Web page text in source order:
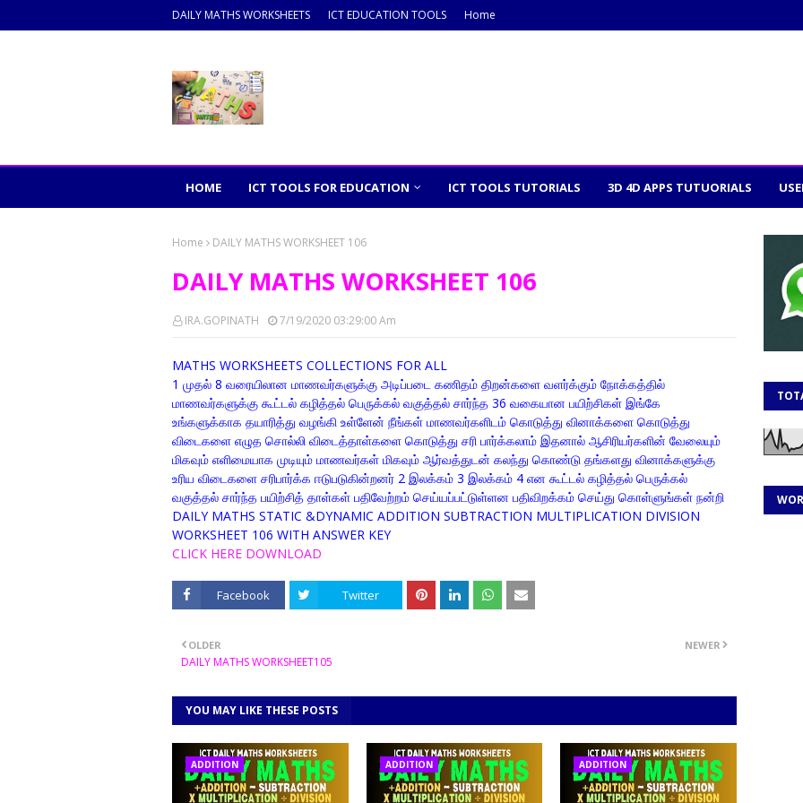
DAILY MATHS WORKSHEETS ICT EDUCATION TOOLS Home
HOME ICT TOOLS FOR EDUCATION ICT TOOLS TUTORIALS 3D 4D APPS TUTUORIALS
Home DAILY MATHS WORKSHEET 106
DAILY MATHS WORKSHEET 106
IRA.GOPINATH 7/19/2020 03:29:00 Am
MATHS WORKSHEETS COLLECTIONS FOR ALL
1 முதல் 8 வரையிலான மாணவர்களுக்கு அடிப்படை கணிதம் திறன்களை வளர்க்கும் நோக்கத்தில்
மாணவர்களுக்கு கூட்டல் கழித்தல் பெருக்கல் வகுத்தல் சார்ந்த 36 வகையான பயிற்சிகள் இங்கே
உங்களுக்காக தயாரித்து வழங்கி உள்ளேன் நீங்கள் மாணவர்களிடம் கொடுத்து வினாக்களை கொடுத்து
விடைகளை எழுத சொல்லி விடைத்தாள்களை கொடுத்து சரி பார்க்கலாம் இதனால் ஆசிரியர்களின் வேலையும்
மிகவும் எளிமையாக முடியும் மாணவர்கள் மிகவும் ஆர்வத்துடன் கலந்து கொண்டு தங்களது வினாக்களுக்கு
உரிய விடைகளை சரிபார்க்க ஈடுபடுகின்றனர் 2 இலக்கம் 3 இலக்கம் 4 என கூட்டல் கழித்தல் பெருக்கல்
வகுத்தல் சார்ந்த பயிற்சித் தாள்கள் பதிவேற்றம் செய்யப்பட்டுள்ளன பதிவிறக்கம் செய்து கொள்ளுங்கள் நன்றி
DAILY MATHS STATIC &DYNAMIC ADDITION SUBTRACTION MULTIPLICATION DIVISION
WORKSHEET 106 WITH ANSWER KEY
CLICK HERE DOWNLOAD
Facebook Twitter
NEWER
OLDER
DAILY MATHS WORKSHEET105
YOU MAY LIKE THESE POSTS
ADDITION ADDITION ADDITION